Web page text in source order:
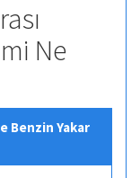
Ne
Benzin Yakar